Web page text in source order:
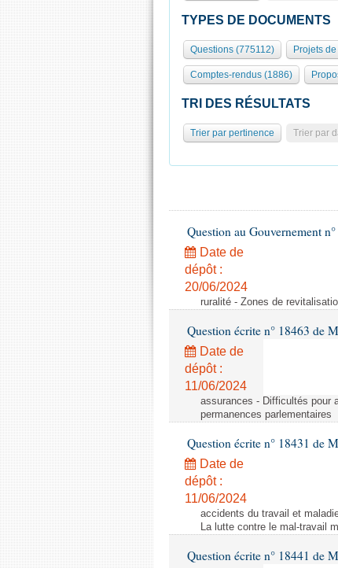
TYPES DE DOCUMENTS
Questions (775112) Projets
Comptes-rendus (1886)
TRI DES RÉSULTATS
Trier par pertinence Trier par
Question au Gouvernement
Date de
dépôt :
20/06/2024
ruralité - Zones de
Question écrite n° 18463 de
Date de
dépôt :
11/06/2024
assurances - Difficultés pour
permanences parlementaires
Question écrite n° 18431 de
Date de
dépôt :
11/06/2024
accidents du travail et
La lutte contre le mal-travail
Question écrite n° 18441 de